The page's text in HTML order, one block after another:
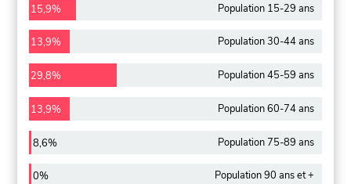
15,9% Population 15-29 ans
13,9% Population 30-44 ans
29,8% Population 45-59 ans
13,9% Population 60-74 ans
8,6% Population 75-89 ans
0% Population 90 ans et +